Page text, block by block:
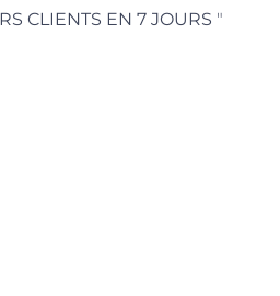
CLIENTS EN 7 JOURS "